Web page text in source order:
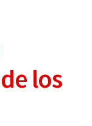
los